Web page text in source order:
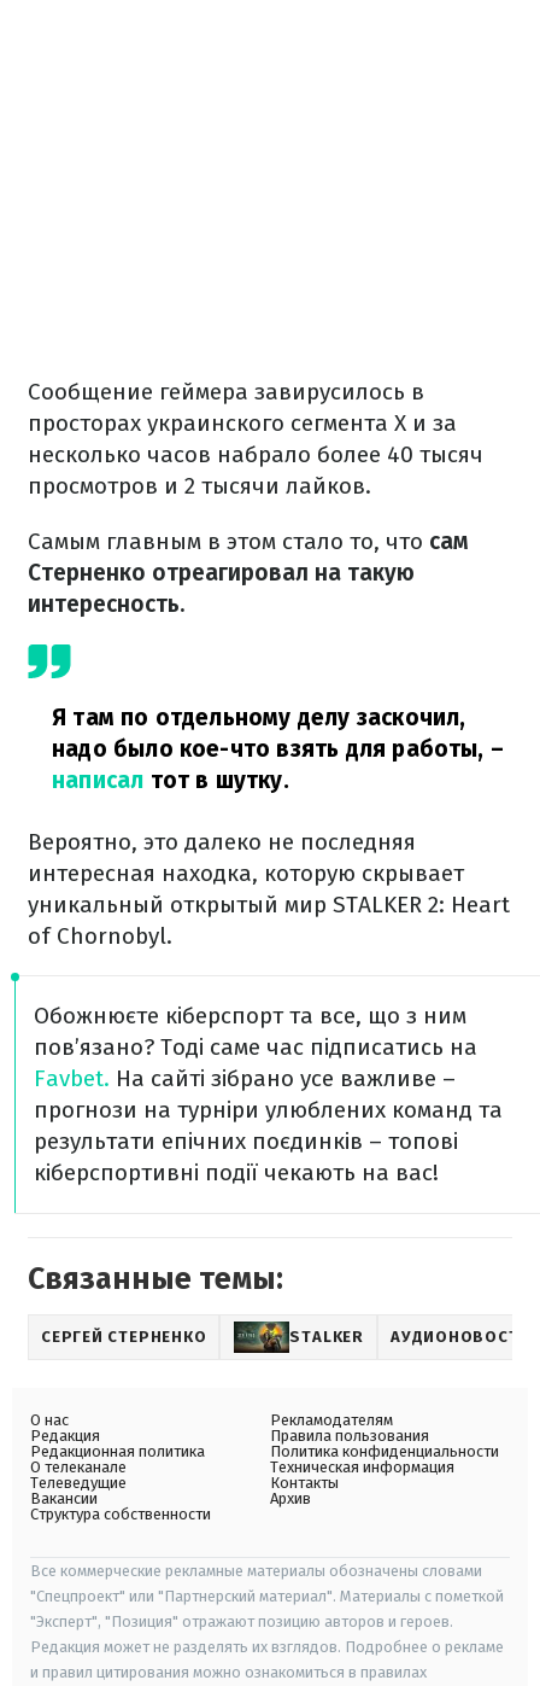
Сообщение геймера завирусилось в
просторах украинского сегмента X и за
несколько часов набрало более 40 тысяч
просмотров и 2 тысячи лайков.
Самым главным в этом стало то, что сам
Стерненко отреагировал на такую
интересность.
Я там по отдельному делу заскочил,
надо было кое-что взять для работы, –
написал тот в шутку.
Вероятно, это далеко не последняя
интересная находка, которую скрывает
уникальный открытый мир STALKER 2: Heart
of Chornobyl.
Обожнюєте кіберспорт та все, що з ним
пов’язано? Тоді саме час підписатись на
Favbet. На сайті зібрано усе важливе –
прогнози на турніри улюблених команд та
результати епічних поєдинків – топові
кіберспортивні події чекають на вас!
Связанные темы:
СЕРГЕЙ СТЕРНЕНКО STALKER АУДИОНОВОСТЬ
О нас
Редакция
Редакционная политика
О телеканале
Телеведущие
Вакансии
Структура собственности
Рекламодателям
Правила пользования
Политика конфиденциальности
Техническая информация
Контакты
Архив
Все коммерческие рекламные материалы обозначены словами
"Спецпроект" или "Партнерский материал". Материалы с пометкой
"Эксперт", "Позиция" отражают позицию авторов и героев.
Редакция может не разделять их взглядов. Подробнее о рекламе
и правил цитирования можно ознакомиться в правилах